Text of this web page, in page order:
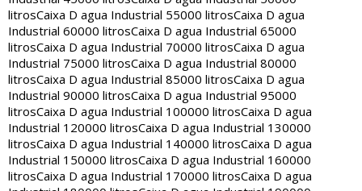
litrosCaixa D agua Industrial 55000 litrosCaixa D agua
Industrial 60000 litrosCaixa D agua Industrial 65000
litrosCaixa D agua Industrial 70000 litrosCaixa D agua
Industrial 75000 litrosCaixa D agua Industrial 80000
litrosCaixa D agua Industrial 85000 litrosCaixa D agua
Industrial 90000 litrosCaixa D agua Industrial 95000
litrosCaixa D agua Industrial 100000 litrosCaixa D agua
Industrial 120000 litrosCaixa D agua Industrial 130000
litrosCaixa D agua Industrial 140000 litrosCaixa D agua
Industrial 150000 litrosCaixa D agua Industrial 160000
litrosCaixa D agua Industrial 170000 litrosCaixa D agua